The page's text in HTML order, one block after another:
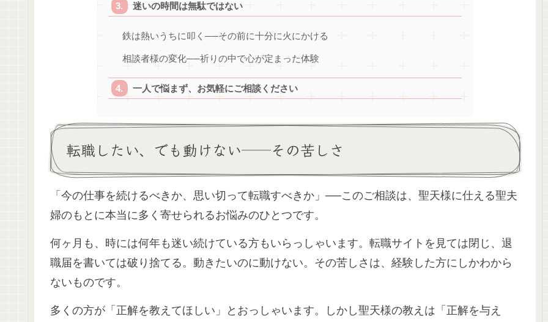
迷いの時間は無駄ではない
鉄は熱いうちに叩く──その前に十分に火にかける
相談者様の変化──祈りの中で心が定まった体験
一人で悩まず、お気軽にご相談ください
転職したい、でも動けない──その苦しさ
「今の仕事を続けるべきか、思い切って転職すべきか」──このご相談は、聖天様に仕える聖夫
婦のもとに本当に多く寄せられるお悩みのひとつです。
何ヶ月も、時には何年も迷い続けている方もいらっしゃいます。転職サイトを見ては閉じ、退
職届を書いては破り捨てる。動きたいのに動けない。その苦しさは、経験した方にしかわから
ないものです。
多くの方が「正解を教えてほしい」とおっしゃいます。しかし聖天様の教えは「正解を与え